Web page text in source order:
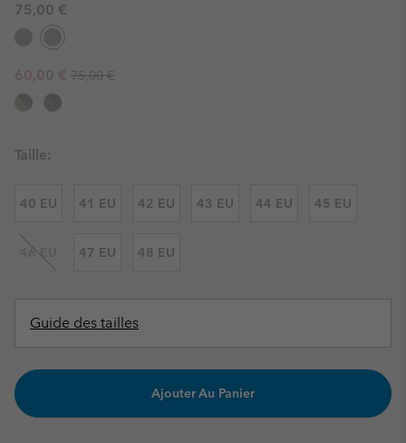
75,00 €
Sale price:
60,00 € Regular price:
75,00 €
Taille:
40 EU 41 EU 42 EU 43 EU 44 EU 45 EU
46 EU 47 EU 48 EU
Guide des tailles
Ajouter Au Panier